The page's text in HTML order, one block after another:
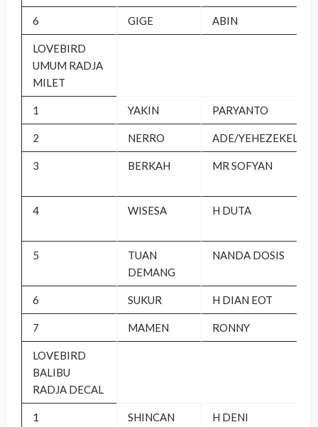
6 GIGE ABIN
LOVEBIRD
UMUM RADJA
MILET
1 YAKIN PARYANTO
2 NERRO ADE/YEHEZEKEL
3 BERKAH MR SOFYAN
4 WISESA H DUTA
5
TUAN
DEMANG
NANDA DOSIS
6 SUKUR H DIAN EOT
7 MAMEN RONNY
LOVEBIRD
BALIBU
RADJA DECAL
1 SHINCAN H DENI